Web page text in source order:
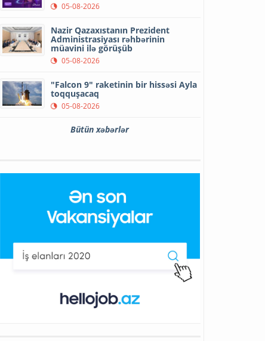
05-08-2026
Nazir Qazaxıstanın Prezident
Administrasiyası rəhbərinin
müavini ilə görüşüb
05-08-2026
"Falcon 9" raketinin bir hissəsi Ayla
toqquşacaq
05-08-2026
Bütün xəbərlər